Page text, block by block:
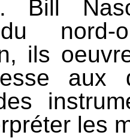
Bill
ils
aux
les